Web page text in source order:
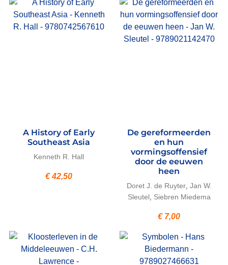
A History of Early
Southeast Asia
Kenneth R. Hall
€42,50
De gereformeerden
en hun
vormingsoffensief
door de eeuwen
heen
Doret J. de Ruyter, Jan W.
Sleutel, Siebren Miedema
€7,00